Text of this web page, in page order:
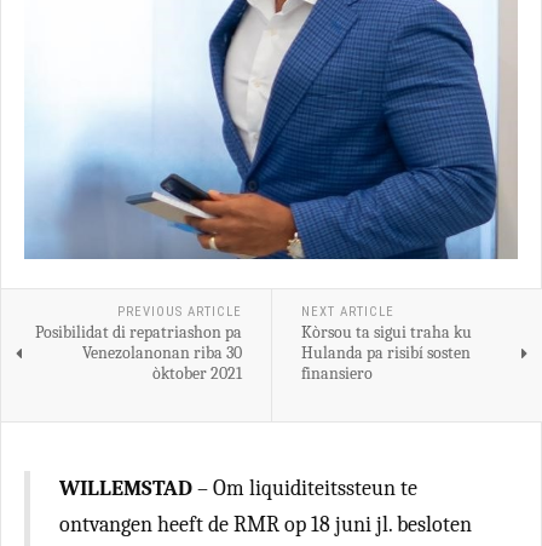
PREVIOUS ARTICLE
Posibilidat di repatriashon pa
Venezolanonan riba 30
òktober 2021
NEXT ARTICLE
Kòrsou ta sigui traha ku
Hulanda pa risibí sosten
finansiero
WILLEMSTAD– Om liquiditeitssteun te
ontvangen heeft de RMR op 18 juni jl. besloten